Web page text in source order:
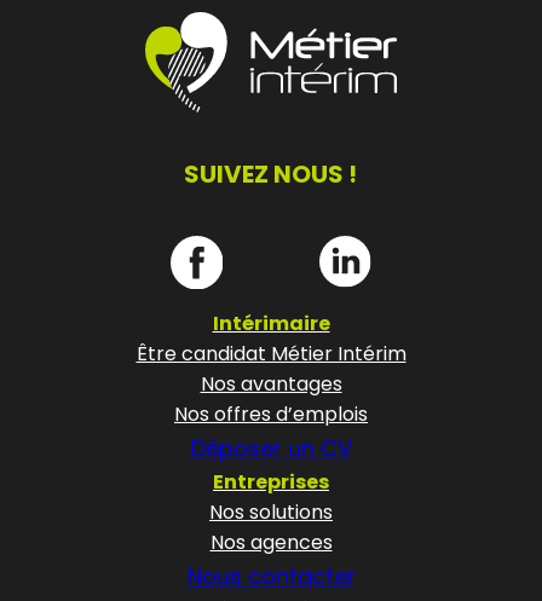
SUIVEZ NOUS !
Intérimaire
Être candidat Métier Intérim
Nos avantages
Nos offres d’emplois
Déposer un CV
Entreprises
Nos solutions
Nos agences
Nous contacter